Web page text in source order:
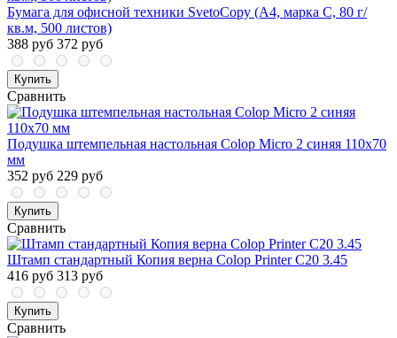
Бумага для офисной техники SvetoCopy (A4, марка C, 80 г/
кв.м, 500 листов)
388 руб 372 руб
Купить
Сравнить
Подушка штемпельная настольная Colop Micro 2 синяя 110x70
мм
352 руб 229 руб
Купить
Сравнить
Штамп стандартный Копия верна Colop Printer C20 3.45
416 руб 313 руб
Купить
Сравнить